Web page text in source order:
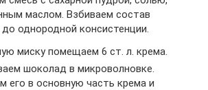
маслом. Взбиваем состав
однородной консистенции.
миску помещаем 6 ст. л. крема.
шоколад в микроволновке.
его в основную часть крема и